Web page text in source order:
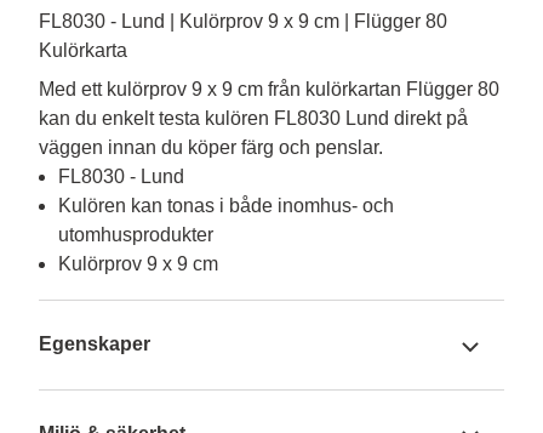
FL8030 - Lund | Kulörprov 9 x 9 cm | Flügger 80
Kulörkarta
Med ett kulörprov 9 x 9 cm från kulörkartan Flügger 80
kan du enkelt testa kulören FL8030 Lund direkt på
väggen innan du köper färg och penslar.
FL8030 - Lund
Kulören kan tonas i både inomhus- och
utomhusprodukter
Kulörprov 9 x 9 cm
Egenskaper